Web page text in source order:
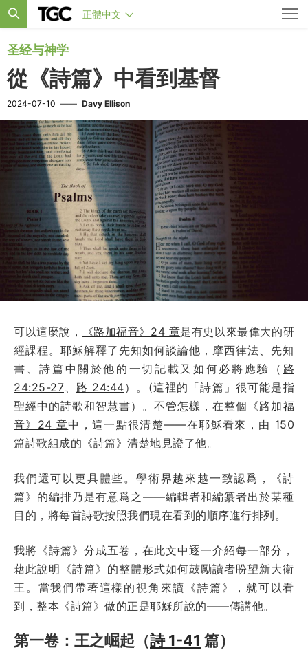
正體中文
圣经与神学
從《詩篇》中看到基督
2024-07-10 —— Davy Ellison
可以這麼說， 《路加福音》24 章是有史以來最偉大的研
經課程。耶穌解釋了先知如何談論他，摩西律法、先知
書、詩篇中關於他的一切記載又如何必將應驗（ 路
24:25-27
路 24:44）。(這裡的「詩篇」很可能是指
聖經中的詩歌和智慧書）。不管怎樣，在整個 《路加福
音》24 章中，這一點很清楚——在耶穌看來，由 150
篇詩歌組成的《詩篇》清楚地見證了他。
我們還可以更具體些。學術界越來越一致認爲，《詩
篇》的編排乃是有意爲之——編輯者和編纂者出於某種
目的，將每首詩歌按照我們現在看到的順序進行排列。
我將《詩篇》分成五卷，在此文中逐一介紹每一部分，
藉此說明《詩篇》的整體形式如何鼓勵讀者盼望新大衛
王。當我們帶著這樣的視角來讀《詩篇》，就可以看
到，整本《詩篇》做的正是耶穌所說的——傳講他。
第一卷：王之崛起（詩 1-41 篇）